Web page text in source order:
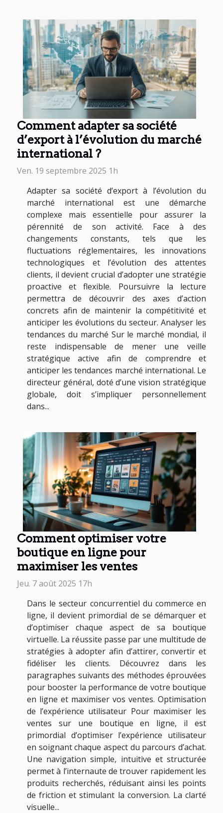
Comment adapter sa société
d’export à l’évolution du marché
international ?
Ven. 19 septembre 2025 1h
Adapter sa société d’export à l’évolution du
marché international est une démarche
complexe mais essentielle pour assurer la
pérennité de son activité. Face à des
changements constants, tels que les
fluctuations réglementaires, les innovations
technologiques et l’évolution des attentes
clients, il devient crucial d’adopter une stratégie
proactive et flexible. Poursuivre la lecture
permettra de découvrir des axes d’action
concrets afin de maintenir la compétitivité et
anticiper les évolutions du secteur. Analyser les
tendances du marché Sur le marché mondial, il
reste indispensable de mener une veille
stratégique active afin de comprendre et
anticiper les tendances marché international. Le
directeur général, doté d’une vision stratégique
globale, doit s’impliquer personnellement
dans...
Comment optimiser votre
boutique en ligne pour
maximiser les ventes
Jeu. 7 août 2025 17h
Dans le secteur concurrentiel du commerce en
ligne, il devient primordial de se démarquer et
d’optimiser chaque aspect de sa boutique
virtuelle. La réussite passe par une multitude de
stratégies à adopter afin d’attirer, convertir et
fidéliser les clients. Découvrez dans les
paragraphes suivants des méthodes éprouvées
pour booster la performance de votre boutique
en ligne et maximiser vos ventes. Optimisation
de l’expérience utilisateur Pour maximiser les
ventes sur une boutique en ligne, il est
primordial d’optimiser l’expérience utilisateur
en soignant chaque aspect du parcours d’achat.
Une navigation simple, intuitive et structurée
permet à l’internaute de trouver rapidement les
produits recherchés, réduisant ainsi les points
de friction et stimulant la conversion. La clarté
visuelle...